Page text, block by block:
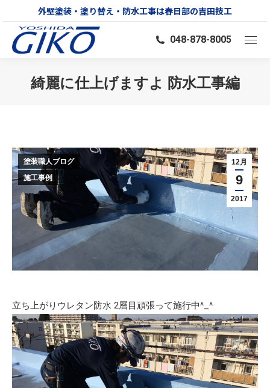
外壁塗装・塗り替え・防水工事は春日部の吉田技工
048-878-8005
綺麗に仕上げますよ 防水工事編
12月
9
2017
塗装職人ブログ
施工事例
立ち上がりウレタン防水 2層目頑張って施行中^_^